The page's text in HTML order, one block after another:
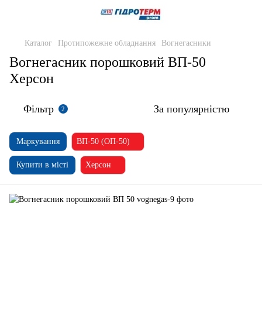
Каталог Протипожежне обладнання Вогнегасники
Вогнегасник порошковий ВП-50
Херсон
Фільтр 2 За популярністю
Маркування ВП-50 (ОП-50)
Купити в місті Херсон